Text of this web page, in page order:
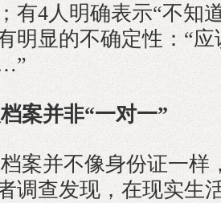
有4人明确表示“不知
明显的不确定性：“
案并非“一对一”
案并不像身份证一样
调查发现，在现实生